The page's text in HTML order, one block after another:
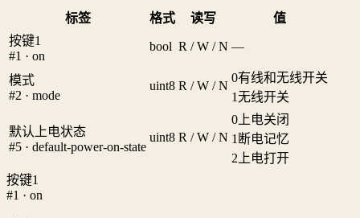
标签 格式 读写
值
按键1
#1 · on
bool R / W / N —
模式
#2 · mode
uint8 R / W / N
0有线和无线开关
1无线开关
默认上电状态
#5 · default-power-on-state
uint8 R / W / N
0 上电关闭
1 断电记忆
2 上电打开
按键1
#1 · on